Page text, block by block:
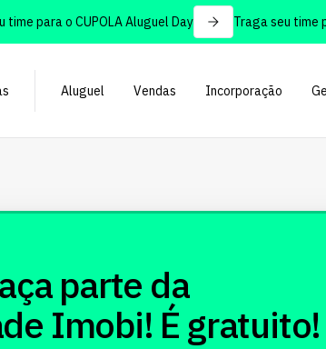
para o CUPOLA Aluguel Day Traga seu time
Aluguel Vendas Incorporação
parte da
Imobi! É gratuito!